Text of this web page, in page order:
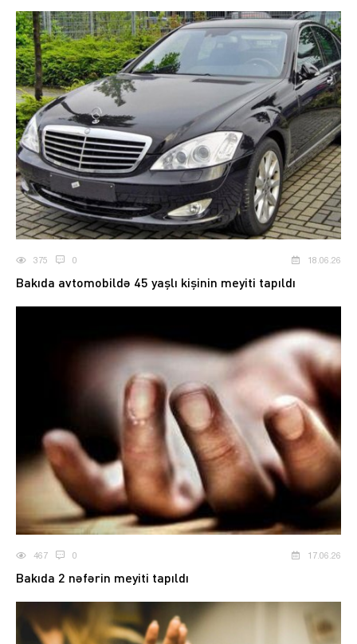
375 0 18.06.26
Bakıda avtomobildə 45 yaşlı kişinin meyiti tapıldı
467 0 17.06.26
Bakıda 2 nəfərin meyiti tapıldı